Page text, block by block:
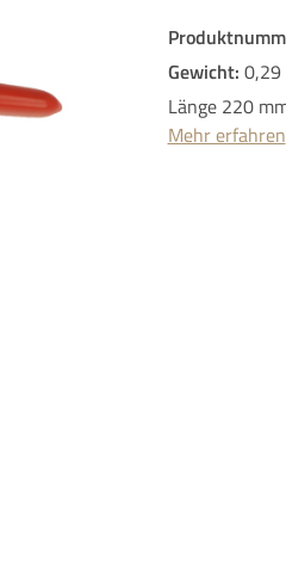
Gewicht: 0,29
Länge 220
Mehr erfahren